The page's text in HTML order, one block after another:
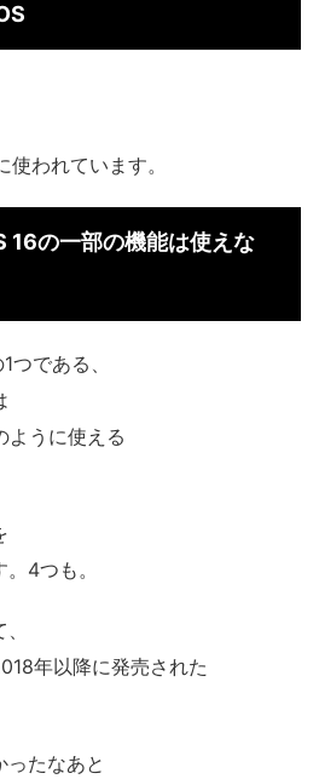
われています。
16の一部の機能は使えな
つである、
ように使える
4つも。
年以降に発売された
たなあと